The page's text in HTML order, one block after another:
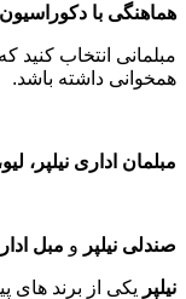
هماهنگی با دکوراسیون
مبلمانی انتخاب
همخوانی داشته باشد.
مبلمان اداری نیلپر،
صندلی نیلپر و مبل
نیلپر یکی از برند های